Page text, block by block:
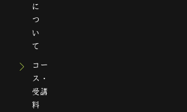
に
つ
い
て
コー
ス・
受講
料